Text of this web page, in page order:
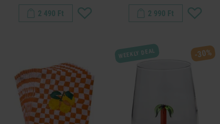
2 490 Ft 2 990 Ft
WEEKLY DEAL -30%